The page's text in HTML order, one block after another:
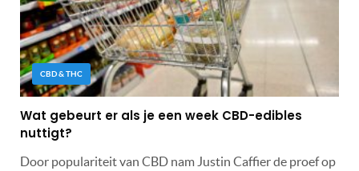
CBD & THC
Wat gebeurt er als je een week CBD-edibles
nuttigt?
Door populariteit van CBD nam Justin Caffier de proef op